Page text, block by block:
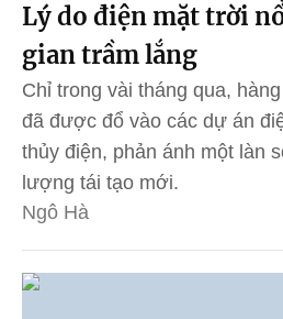
Lý do điện mặt trời
gian trầm lắng
Chỉ trong vài tháng qua,
đã được đổ vào các dự án
thủy điện, phản ánh một làn
lượng tái tạo mới.
Ngô Hà